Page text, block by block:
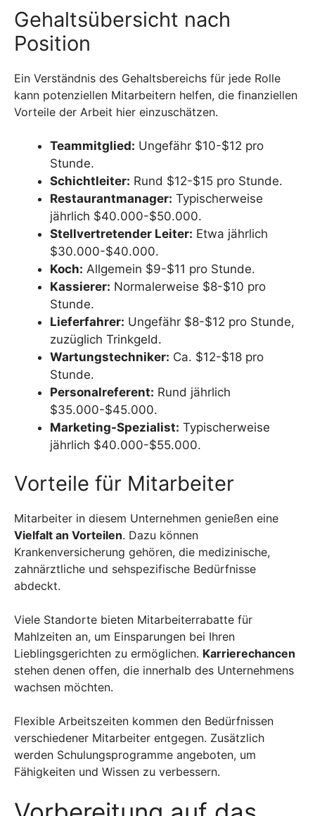
Gehaltsübersicht nach
Position
Ein Verständnis des Gehaltsbereichs für jede Rolle
kann potenziellen Mitarbeitern helfen, die finanziellen
Vorteile der Arbeit hier einzuschätzen.
Teammitglied: Ungefähr $10-$12 pro
Stunde.
Schichtleiter: Rund $12-$15 pro Stunde.
Restaurantmanager: Typischerweise
jährlich $40.000-$50.000.
Stellvertretender Leiter: Etwa jährlich
$30.000-$40.000.
Koch: Allgemein $9-$11 pro Stunde.
Kassierer: Normalerweise $8-$10 pro
Stunde.
Lieferfahrer: Ungefähr $8-$12 pro Stunde,
zuzüglich Trinkgeld.
Wartungstechniker: Ca. $12-$18 pro
Stunde.
Personalreferent: Rund jährlich
$35.000-$45.000.
Marketing-Spezialist: Typischerweise
jährlich $40.000-$55.000.
Vorteile für Mitarbeiter
Mitarbeiter in diesem Unternehmen genießen eine
Vielfalt an Vorteilen. Dazu können
Krankenversicherung gehören, die medizinische,
zahnärztliche und sehspezifische Bedürfnisse
abdeckt.
Viele Standorte bieten Mitarbeiterrabatte für
Mahlzeiten an, um Einsparungen bei Ihren
Lieblingsgerichten zu ermöglichen. Karrierechancen
stehen denen offen, die innerhalb des Unternehmens
wachsen möchten.
Flexible Arbeitszeiten kommen den Bedürfnissen
verschiedener Mitarbeiter entgegen. Zusätzlich
werden Schulungsprogramme angeboten, um
Fähigkeiten und Wissen zu verbessern.